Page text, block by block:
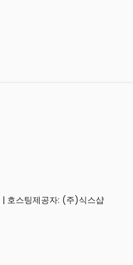
| 호스팅제공자: (주)식스샵